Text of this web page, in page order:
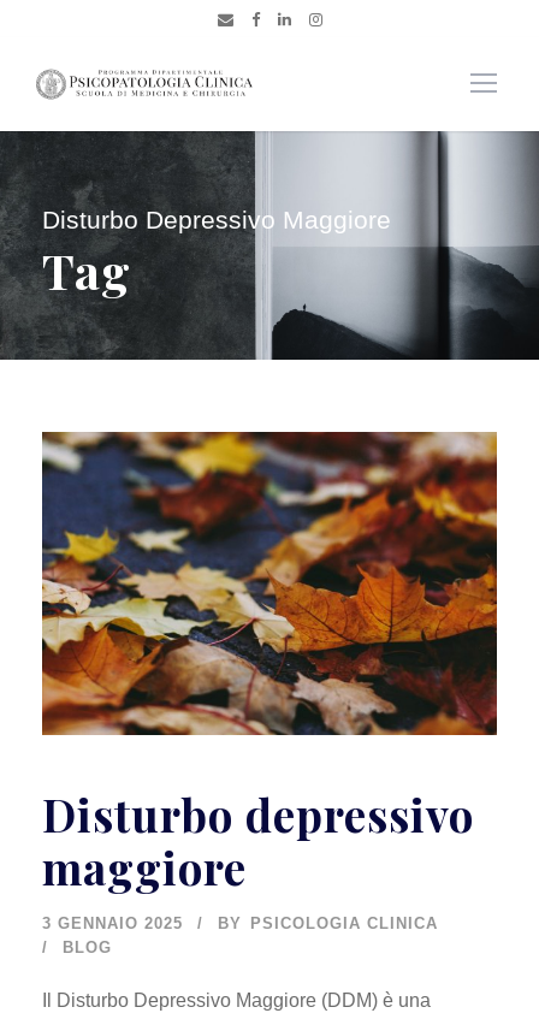
Disturbo Depressivo Maggiore
Tag
Disturbo depressivo
maggiore
3 GENNAIO 2025 BY
PSICOLOGIA CLINICA
BLOG
Il Disturbo Depressivo Maggiore (DDM) è una